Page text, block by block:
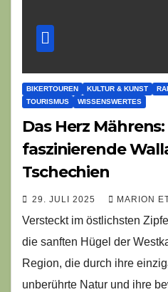
BIKERTOUREN KULTUR & KUNST
TOURISMUS
WISSENSWERTES
Das Herz Mährens:
faszinierende
Tschechien
29. JULI 2025 MARION
Versteckt im östlichsten
die sanften Hügel der
Region, die durch ihre
unberührte Natur und ihre